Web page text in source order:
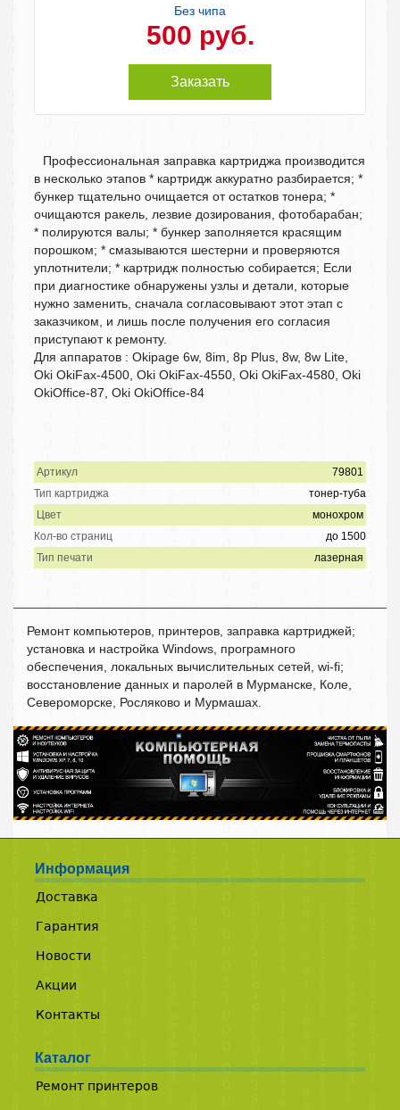
Без чипа
500 руб.
Заказать
Профессиональная заправка картриджа производится
в несколько этапов * картридж аккуратно разбирается; *
бункер тщательно очищается от остатков тонера; *
очищаются ракель, лезвие дозирования, фотобарабан;
* полируются валы; * бункер заполняется красящим
порошком; * смазываются шестерни и проверяются
уплотнители; * картридж полностью собирается; Если
при диагностике обнаружены узлы и детали, которые
нужно заменить, сначала согласовывают этот этап с
заказчиком, и лишь после получения его согласия
приступают к ремонту.
Для аппаратов : Okipage 6w, 8im, 8p Plus, 8w, 8w Lite,
Oki OkiFax-4500, Oki OkiFax-4550, Oki OkiFax-4580, Oki
OkiOffice-87, Oki OkiOffice-84
Артикул
79801
Тип картриджа
тонер-туба
Цвет
монохром
Кол-во страниц
до 1500
Тип печати
лазерная
Ремонт компьютеров, принтеров, заправка картриджей;
установка и настройка Windows, програмного
обеспечения, локальных вычислительных сетей, wi-fi;
восстановление данных и паролей в Мурманске, Коле,
Североморске, Росляково и Мурмашах.
Информация
Доставка
Гарантия
Новости
Акции
Контакты
Каталог
Ремонт принтеров